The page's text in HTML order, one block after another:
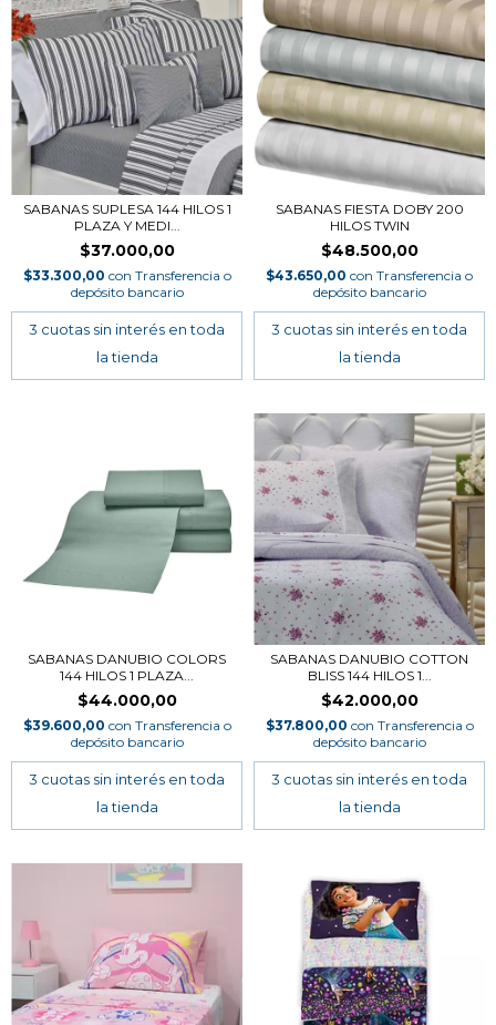
SABANAS SUPLESA 144 HILOS 1
PLAZA Y MEDI...
$37.000,00
$33.300,00 con Transferencia o
depósito bancario
SABANAS FIESTA DOBY 200
HILOS TWIN
$48.500,00
$43.650,00 con Transferencia o
depósito bancario
SABANAS DANUBIO COLORS
144 HILOS 1 PLAZA...
$44.000,00
$39.600,00 con Transferencia o
depósito bancario
SABANAS DANUBIO COTTON
BLISS 144 HILOS 1...
$42.000,00
$37.800,00 con Transferencia o
depósito bancario